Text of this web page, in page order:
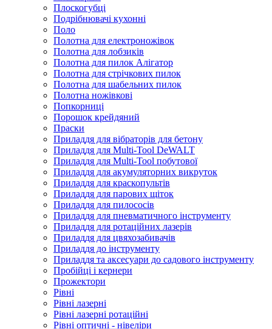
Плоскогубці
Подрібнювачі кухонні
Поло
Полотна для електроножівок
Полотна для лобзиків
Полотна для пилок Алігатор
Полотна для стрічкових пилок
Полотна для шабельних пилок
Полотна ножівкові
Попкорниці
Порошок крейдяний
Праски
Приладдя для вібраторів для бетону
Приладдя для Multi-Tool DeWALT
Приладдя для Multi-Tool побутової
Приладдя для акумуляторних викруток
Приладдя для краскопультів
Приладдя для парових щіток
Приладдя для пилососів
Приладдя для пневматичного інструменту
Приладдя для ротаційних лазерів
Приладдя для цвяхозабивачів
Приладдя до інструменту
Приладдя та аксесуари до садового інструменту
Пробійці і кернери
Прожектори
Рівні
Рівні лазерні
Рівні лазерні ротаційні
Рівні оптичні - нівеліри